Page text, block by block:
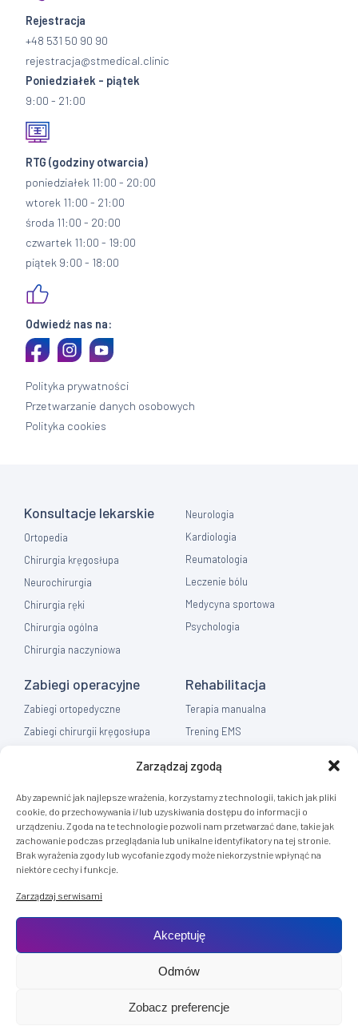
Zarządzaj zgodą
Aby zapewnić jak najlepsze wrażenia, korzystamy z technologii, takich jak pliki
cookie, do przechowywania i/lub uzyskiwania dostępu do informacji o
urządzeniu. Zgoda na te technologie pozwoli nam przetwarzać dane, takie jak
zachowanie podczas przeglądania lub unikalne identyfikatory na tej stronie.
Brak wyrażenia zgody lub wycofanie zgody może niekorzystnie wpłynąć na
niektóre cechy i funkcje.
Zarządzaj serwisami
Akceptuję
Odmów
Zobacz preferencje
Rejestracja
+48 531 50 90 90
rejestracja@stmedical.clinic
Poniedziałek - piątek
9:00 - 21:00
RTG (godziny otwarcia)
poniedziałek 11:00 - 20:00
wtorek 11:00 - 21:00
środa 11:00 - 20:00
czwartek 11:00 - 19:00
piątek 9:00 - 18:00
Odwiedź nas na:
Polityka prywatności
Przetwarzanie danych osobowych
Polityka cookies
Konsultacje lekarskie
Ortopedia
Chirurgia kręgosłupa
Neurochirurgia
Chirurgia ręki
Chirurgia ogólna
Chirurgia naczyniowa
Neurologia
Kardiologia
Reumatologia
Leczenie bólu
Medycyna sportowa
Psychologia
Zabiegi operacyjne
Zabiegi ortopedyczne
Zabiegi chirurgii kręgosłupa
Flebologia
Rehabilitacja
Terapia manualna
Trening EMS
Masaż
Diagnostyka
Rezonans Tomografia
USG
KULIKOWSKI-IT.plStrony internetowe Szczecin